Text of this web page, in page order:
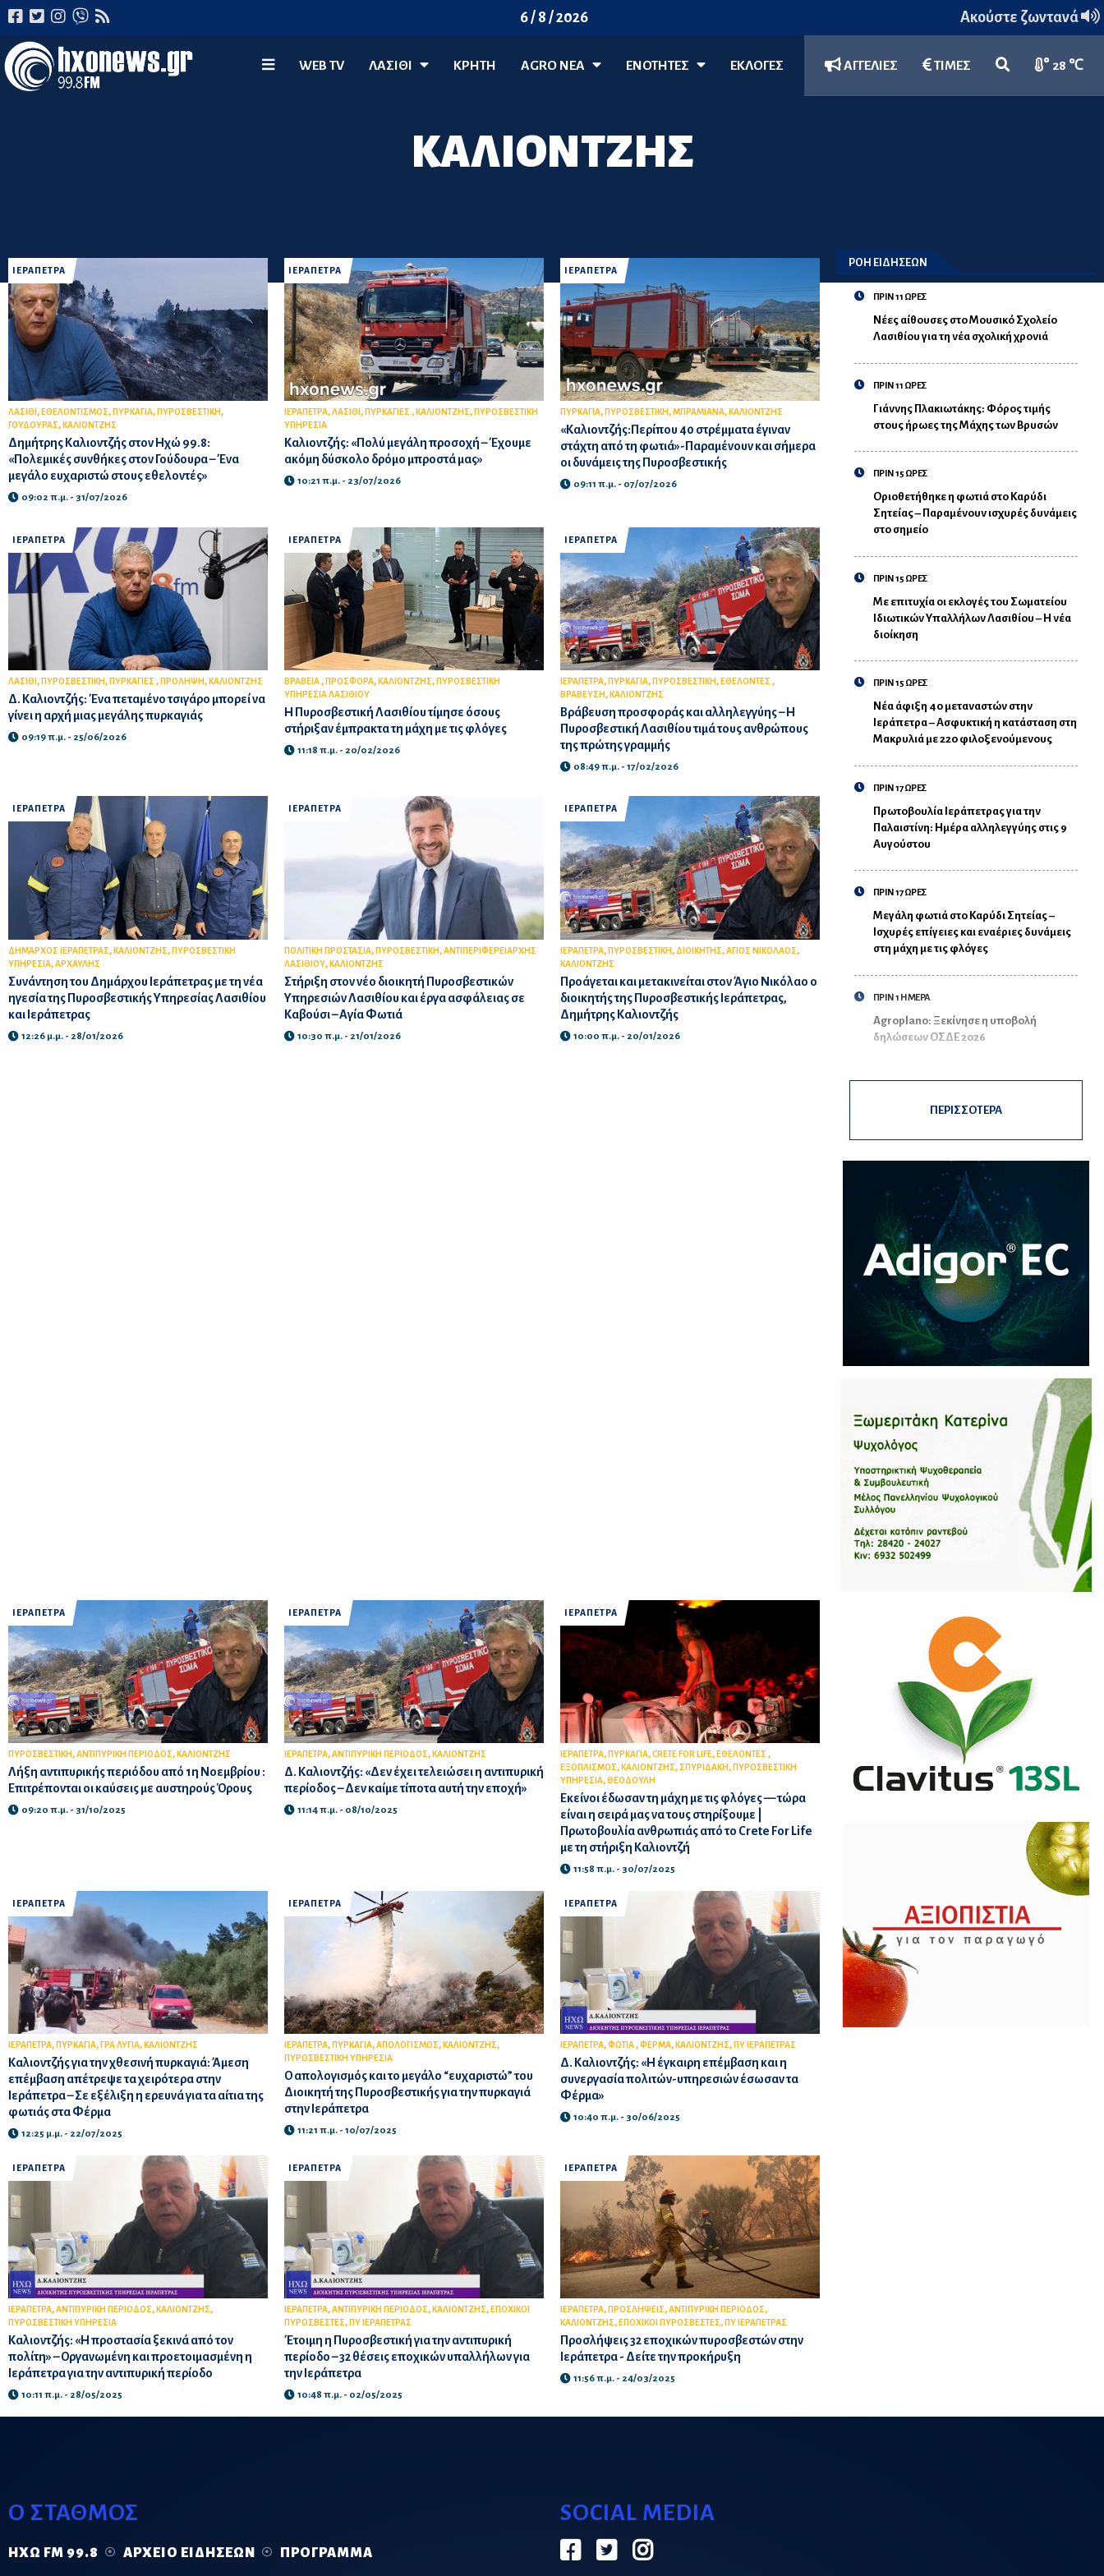
6 / 8 / 2026 Ακούστε ζωντανά
WEB TV ΛΑΣΊΘΙ ΚΡΗΤΗ AGRO ΝΈΑ ΕΝΟΤΗΤΕΣ ΕΚΛΟΓΕΣ ΑΓΓΕΛΙΕΣ ΤΙΜΕΣ 28 ℃
ΚΑΛΙΟΝΤΖΗΣ
ΙΕΡΑΠΕΤΡΑ
ΛΑΣΙΘΙ , ΕΘΕΛΟΝΤΙΣΜΟΣ, ΠΥΡΚΑΓΙΑ, ΠΥΡΟΣΒΕΣΤΙΚΗ,
ΓΟΥΔΟΥΡΑΣ, ΚΑΛΙΟΝΤΖΗΣ
Δημήτρης Καλιοντζής στον Ηχώ 99.8:
«Πολεμικές συνθήκες στον Γούδουρα – Ένα
μεγάλο ευχαριστώ στους εθελοντές»
09:02 π.μ. - 31/07/2026
ΙΕΡΑΠΕΤΡΑ
ΙΕΡΑΠΕΤΡΑ,ΛΑΣΙΘΙ , ΠΥΡΚΑΓΙΕΣ , ΚΑΛΙΟΝΤΖΗΣ, ΠΥΡΟΣΒΕΣΤΙΚΗ
ΥΠΗΡΕΣΙΑ
Καλιοντζής: «Πολύ μεγάλη προσοχή – Έχουμε
ακόμη δύσκολο δρόμο μπροστά μας»
10:21 π.μ. - 23/07/2026
ΙΕΡΑΠΕΤΡΑ
ΠΥΡΚΑΓΙΑ, ΠΥΡΟΣΒΕΣΤΙΚΗ,ΜΠΡΑΜΙΑΝΑ, ΚΑΛΙΟΝΤΖΗΣ
«Καλιοντζής:Περίπου 40 στρέμματα έγιναν
στάχτη από τη φωτιά»-Παραμένουν και σήμερα
οι δυνάμεις της Πυροσβεστικής
09:11 π.μ. - 07/07/2026
ΙΕΡΑΠΕΤΡΑ
ΛΑΣΙΘΙ , ΠΥΡΟΣΒΕΣΤΙΚΗ, ΠΥΡΚΑΓΙΕΣ , ΠΡΟΛΗΨΗ, ΚΑΛΙΟΝΤΖΗΣ
Δ. Καλιοντζής: Ένα πεταμένο τσιγάρο μπορεί να
γίνει η αρχή μιας μεγάλης πυρκαγιάς
09:19 π.μ. - 25/06/2026
ΙΕΡΑΠΕΤΡΑ
ΒΡΑΒΕΙΑ, ΠΡΟΣΦΟΡΑ, ΚΑΛΙΟΝΤΖΗΣ, ΠΥΡΟΣΒΕΣΤΙΚΗ
ΥΠΗΡΕΣΙΑ ΛΑΣΙΘΙΟΥ
Η Πυροσβεστική Λασιθίου τίμησε όσους
στήριξαν έμπρακτα τη μάχη με τις φλόγες
11:18 π.μ. - 20/02/2026
ΙΕΡΑΠΕΤΡΑ
ΙΕΡΑΠΕΤΡΑ, ΠΥΡΚΑΓΙΑ, ΠΥΡΟΣΒΕΣΤΙΚΗ, ΕΘΕΛΟΝΤΕΣ ,
ΒΡΑΒΕΥΣΗ, ΚΑΛΙΟΝΤΖΗΣ
Βράβευση προσφοράς και αλληλεγγύης – Η
Πυροσβεστική Λασιθίου τιμά τους ανθρώπους
της πρώτης γραμμής
08:49 π.μ. - 17/02/2026
ΙΕΡΑΠΕΤΡΑ
ΔΗΜΑΡΧΟΣ ΙΕΡΑΠΕΤΡΑΣ, ΚΑΛΙΟΝΤΖΗΣ, ΠΥΡΟΣΒΕΣΤΙΚΗ
ΥΠΗΡΕΣΙΑ,ΑΡΧΑΥΛΗΣ
Συνάντηση του Δημάρχου Ιεράπετρας με τη νέα
ηγεσία της Πυροσβεστικής Υπηρεσίας Λασιθίου
και Ιεράπετρας
12:26 μ.μ. - 28/01/2026
ΙΕΡΑΠΕΤΡΑ
ΠΟΛΙΤΙΚΗ ΠΡΟΣΤΑΣΙΑ, ΠΥΡΟΣΒΕΣΤΙΚΗ,ΑΝΤΙΠΕΡΙΦΕΡΕΙΑΡΧΗΣ
ΛΑΣΙΘΙΟΥ, ΚΑΛΙΟΝΤΖΗΣ
Στήριξη στον νέο διοικητή Πυροσβεστικών
Υπηρεσιών Λασιθίου και έργα ασφάλειας σε
Καβούσι – Αγία Φωτιά
10:30 π.μ. - 21/01/2026
ΙΕΡΑΠΕΤΡΑ
ΙΕΡΑΠΕΤΡΑ, ΠΥΡΟΣΒΕΣΤΙΚΗ, ΔΙΟΙΚΗΤΗΣ,ΑΓΙΟΣ ΝΙΚΟΛΑΟΣ,
ΚΑΛΙΟΝΤΖΗΣ
Προάγεται και μετακινείται στον Άγιο Νικόλαο ο
διοικητής της Πυροσβεστικής Ιεράπετρας,
Δημήτρης Καλιοντζής
10:00 π.μ. - 20/01/2026
ΡΟΗ ΕΙΔΗΣΕΩΝ
ΠΡΙΝ 11 ΩΡΕΣ
Νέες αίθουσες στο Μουσικό Σχολείο
Λασιθίου για τη νέα σχολική χρονιά
ΠΡΙΝ 11 ΩΡΕΣ
Γιάννης Πλακιωτάκης: Φόρος τιμής
στους ήρωες της Μάχης των Βρυσών
ΠΡΙΝ 15 ΩΡΕΣ
Οριοθετήθηκε η φωτιά στο Καρύδι
Σητείας – Παραμένουν ισχυρές δυνάμεις
στο σημείο
ΠΡΙΝ 15 ΩΡΕΣ
Με επιτυχία οι εκλογές του Σωματείου
Ιδιωτικών Υπαλλήλων Λασιθίου – Η νέα
διοίκηση
ΠΡΙΝ 15 ΩΡΕΣ
Νέα άφιξη 40 μεταναστών στην
Ιεράπετρα – Ασφυκτική η κατάσταση στη
Μακρυλιά με 220 φιλοξενούμενους
ΠΡΙΝ 17 ΩΡΕΣ
Πρωτοβουλία Ιεράπετρας για την
Παλαιστίνη: Ημέρα αλληλεγγύης στις 9
Αυγούστου
ΠΡΙΝ 17 ΩΡΕΣ
Μεγάλη φωτιά στο Καρύδι Σητείας –
Ισχυρές επίγειες και εναέριες δυνάμεις
στη μάχη με τις φλόγες
ΠΡΙΝ 1 ΗΜΕΡΑ
Agroplano: Ξεκίνησε η υποβολή
δηλώσεων ΟΣΔΕ 2026
ΠΕΡΙΣΣΟΤΕΡΑ
ΙΕΡΑΠΕΤΡΑ
ΠΥΡΟΣΒΕΣΤΙΚΗ,ΑΝΤΙΠΥΡΙΚΗ ΠΕΡΙΟΔΟΣ, ΚΑΛΙΟΝΤΖΗΣ
Λήξη αντιπυρικής περιόδου από 1η Νοεμβρίου :
Επιτρέπονται οι καύσεις με αυστηρούς Όρους
09:20 π.μ. - 31/10/2025
ΙΕΡΑΠΕΤΡΑ
ΙΕΡΑΠΕΤΡΑ,ΑΝΤΙΠΥΡΙΚΗ ΠΕΡΙΟΔΟΣ, ΚΑΛΙΟΝΤΖΗΣ
Δ. Καλιοντζής: «Δεν έχει τελειώσει η αντιπυρική
περίοδος – Δεν καίμε τίποτα αυτή την εποχή»
11:14 π.μ. - 08/10/2025
ΙΕΡΑΠΕΤΡΑ
ΙΕΡΑΠΕΤΡΑ, ΠΥΡΚΑΓΙΑ,CRETE FOR LIFE, ΕΘΕΛΟΝΤΕΣ ,
ΕΞΟΠΛΙΣΜΟΣ, ΚΑΛΙΟΝΤΖΗΣ, ΣΠΥΡΙΔΑΚΗ, ΠΥΡΟΣΒΕΣΤΙΚΗ
ΥΠΗΡΕΣΙΑ,ΘΕΟΔΟΥΛΗ
Εκείνοι έδωσαν τη μάχη με τις φλόγες — τώρα
είναι η σειρά μας να τους στηρίξουμε |
Πρωτοβουλία ανθρωπιάς από το Crete For Life
με τη στήριξη Καλιοντζή
11:58 π.μ. - 30/07/2025
ΙΕΡΑΠΕΤΡΑ
ΙΕΡΑΠΕΤΡΑ, ΠΥΡΚΑΓΙΑ, ΓΡΑ ΛΥΓΙΑ, ΚΑΛΙΟΝΤΖΗΣ
Καλιοντζής για την χθεσινή πυρκαγιά: Άμεση
επέμβαση απέτρεψε τα χειρότερα στην
Ιεράπετρα – Σε εξέλιξη η ερευνά για τα αίτια της
φωτιάς στα Φέρμα
12:25 μ.μ. - 22/07/2025
ΙΕΡΑΠΕΤΡΑ
ΙΕΡΑΠΕΤΡΑ, ΠΥΡΚΑΓΙΑ,ΑΠΟΛΟΓΙΣΜΟΣ, ΚΑΛΙΟΝΤΖΗΣ,
ΠΥΡΟΣΒΕΣΤΙΚΗ ΥΠΗΡΕΣΙΑ
Ο απολογισμός και το μεγάλο “ευχαριστώ” του
Διοικητή της Πυροσβεστικής για την πυρκαγιά
στην Ιεράπετρα
11:21 π.μ. - 10/07/2025
ΙΕΡΑΠΕΤΡΑ
ΙΕΡΑΠΕΤΡΑ,ΦΩΤΙΑ,ΦΕΡΜΑ, ΚΑΛΙΟΝΤΖΗΣ, ΠΥ ΙΕΡΑΠΕΤΡΑΣ
Δ. Καλιοντζής: «Η έγκαιρη επέμβαση και η
συνεργασία πολιτών-υπηρεσιών έσωσαν τα
Φέρμα»
10:40 π.μ. - 30/06/2025
ΙΕΡΑΠΕΤΡΑ
ΙΕΡΑΠΕΤΡΑ,ΑΝΤΙΠΥΡΙΚΗ ΠΕΡΙΟΔΟΣ, ΚΑΛΙΟΝΤΖΗΣ,
ΠΥΡΟΣΒΕΣΤΙΚΗ ΥΠΗΡΕΣΙΑ
Καλιοντζής: «Η προστασία ξεκινά από τον
πολίτη» – Οργανωμένη και προετοιμασμένη η
Ιεράπετρα για την αντιπυρική περίοδο
10:11 π.μ. - 28/05/2025
ΙΕΡΑΠΕΤΡΑ
ΙΕΡΑΠΕΤΡΑ,ΑΝΤΙΠΥΡΙΚΗ ΠΕΡΙΟΔΟΣ, ΚΑΛΙΟΝΤΖΗΣ, ΕΠΟΧΙΚΟΙ
ΠΥΡΟΣΒΕΣΤΕΣ, ΠΥ ΙΕΡΑΠΕΤΡΑΣ
Έτοιμη η Πυροσβεστική για την αντιπυρική
περίοδο – 32 θέσεις εποχικών υπαλλήλων για
την Ιεράπετρα
10:48 π.μ. - 02/05/2025
ΙΕΡΑΠΕΤΡΑ
ΙΕΡΑΠΕΤΡΑ, ΠΡΟΣΛΗΨΕΙΣ,ΑΝΤΙΠΥΡΙΚΗ ΠΕΡΙΟΔΟΣ,
ΚΑΛΙΟΝΤΖΗΣ, ΕΠΟΧΙΚΟΙ ΠΥΡΟΣΒΕΣΤΕΣ, ΠΥ ΙΕΡΑΠΕΤΡΑΣ
Προσλήψεις 32 εποχικών πυροσβεστών στην
Ιεράπετρα - Δείτε την προκήρυξη
11:56 π.μ. - 24/03/2025
Ο ΣΤΑΘΜΟΣ
ΗΧΏ FM 99.8 ΑΡΧΕΊΟ ΕΙΔΉΣΕΩΝ ΠΡΌΓΡΑΜΜΑ
SOCIAL MEDIA